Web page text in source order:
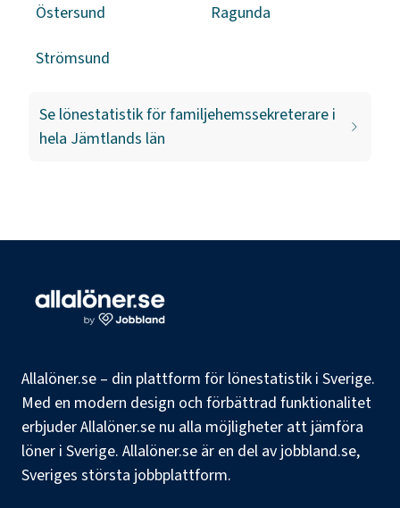
Östersund Ragunda
Strömsund
Se lönestatistik förfamiljehemssekreterare i
hela Jämtlands län
Allalöner.se – din plattform för lönestatistik i Sverige.
Med en modern design och förbättrad funktionalitet
erbjuder Allalöner.se nu alla möjligheter att jämföra
löner i Sverige. Allalöner.se är en del av jobbland.se,
Sveriges största jobbplattform.